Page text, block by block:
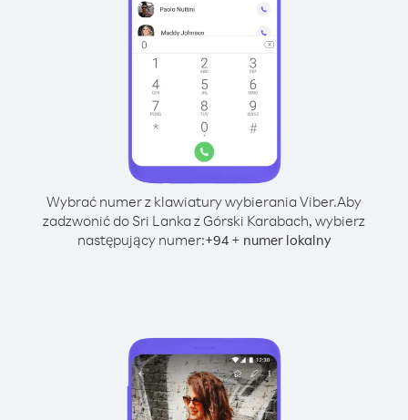
Wybrać numer z klawiatury wybierania Viber.Aby
zadzwonić do Sri Lanka z Górski Karabach, wybierz
następujący numer:+94+ numer lokalny